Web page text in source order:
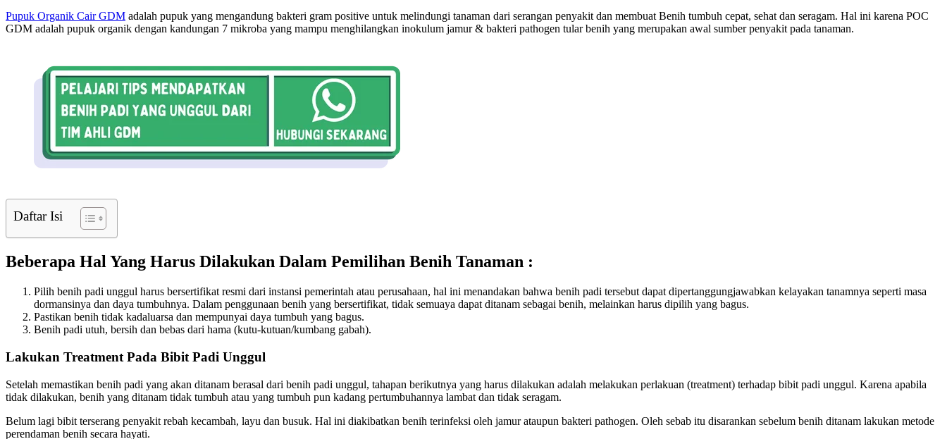
Pupuk Organik Cair GDM adalah pupuk yang mengandung bakteri gram positive untuk melindungi tanaman dari serangan penyakit dan membuat Benih tumbuh cepat, sehat dan seragam. Hal ini karena POC
GDM adalah pupuk organik dengan kandungan 7 mikroba yang mampu menghilangkan inokulum jamur & bakteri pathogen tular benih yang merupakan awal sumber penyakit pada tanaman.
Daftar Isi
Beberapa Hal Yang Harus Dilakukan Dalam Pemilihan Benih Tanaman :
Pilih benih padi unggul harus bersertifikat resmi dari instansi pemerintah atau perusahaan, hal ini menandakan bahwa benih padi tersebut dapat dipertanggungjawabkan kelayakan tanamnya seperti masa
dormansinya dan daya tumbuhnya. Dalam penggunaan benih yang bersertifikat, tidak semuaya dapat ditanam sebagai benih, melainkan harus dipilih yang bagus.
Pastikan benih tidak kadaluarsa dan mempunyai daya tumbuh yang bagus.
Benih padi utuh, bersih dan bebas dari hama (kutu-kutuan/kumbang gabah).
Lakukan Treatment Pada Bibit Padi Unggul
Setelah memastikan benih padi yang akan ditanam berasal dari benih padi unggul, tahapan berikutnya yang harus dilakukan adalah melakukan perlakuan (treatment) terhadap bibit padi unggul. Karena apabila
tidak dilakukan, benih yang ditanam tidak tumbuh atau yang tumbuh pun kadang pertumbuhannya lambat dan tidak seragam.
Belum lagi bibit terserang penyakit rebah kecambah, layu dan busuk. Hal ini diakibatkan benih terinfeksi oleh jamur ataupun bakteri pathogen. Oleh sebab itu disarankan sebelum benih ditanam lakukan metode
perendaman benih secara hayati.